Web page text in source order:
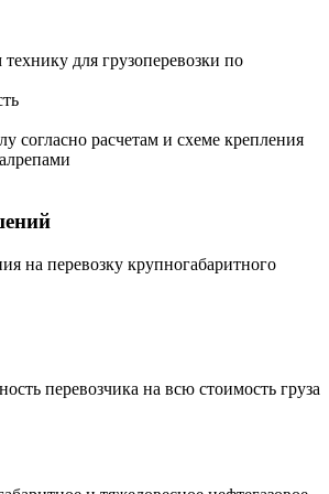
для грузоперевозки по
согласно расчетам и схеме крепления
на перевозку крупногабаритного
перевозчика на всю стоимость груза